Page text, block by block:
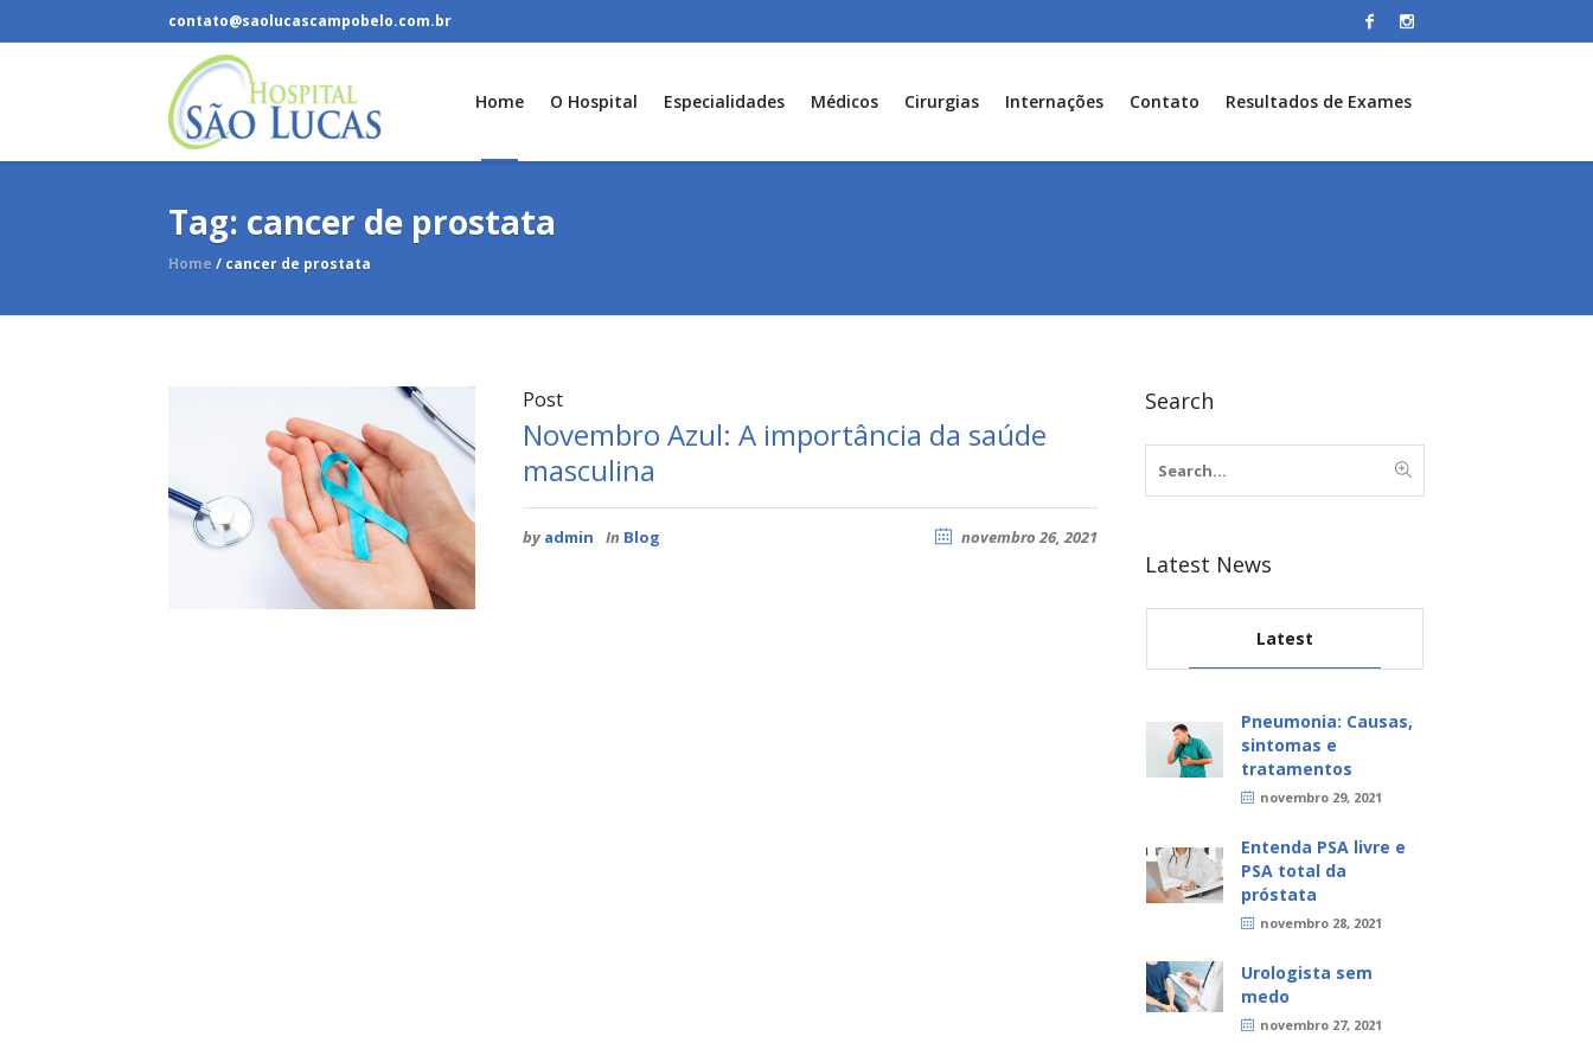
contato@saolucascampobelo.com.br
Home O Hospital Especialidades Médicos Cirurgias Internações Contato Resultados de Exames
Tag: cancer de prostata
Home / cancer de prostata
Post
Novembro Azul: A importância da saúde
masculina
novembro 26, 2021
by admin In Blog
Search
Latest News
Latest
Pneumonia: Causas,
sintomas e
tratamentos
novembro 29, 2021
Entenda PSA livre e
PSA total da
próstata
novembro 28, 2021
Urologista sem
medo
novembro 27, 2021